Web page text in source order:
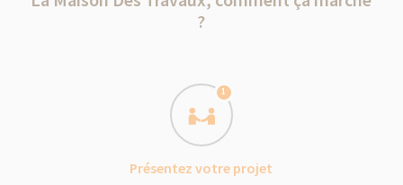
?
1
Présentez votre projet